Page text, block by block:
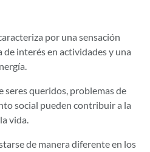
por una sensación
interés en actividades y una
seres queridos, problemas de
social pueden contribuir a la
vida.
de manera diferente en los